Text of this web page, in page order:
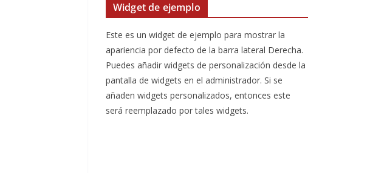
Widget de ejemplo
Este es un widget de ejemplo para mostrar la
apariencia por defecto de la barra lateral Derecha.
Puedes añadir widgets de personalización desde la
pantalla de widgets en el administrador. Si se
añaden widgets personalizados, entonces este
será reemplazado por tales widgets.